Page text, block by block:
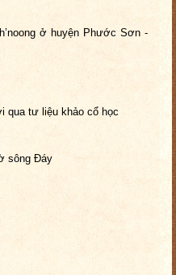
ở huyện Phước Sơn -
qua tư liệu khảo cổ học
sông Đáy